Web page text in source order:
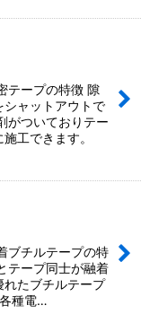
テープの特徴 隙
ャットアウトで
がついておりテー
工できます。
ブチルテープの特
テープ同士が融着
たブチルテープ
種電…